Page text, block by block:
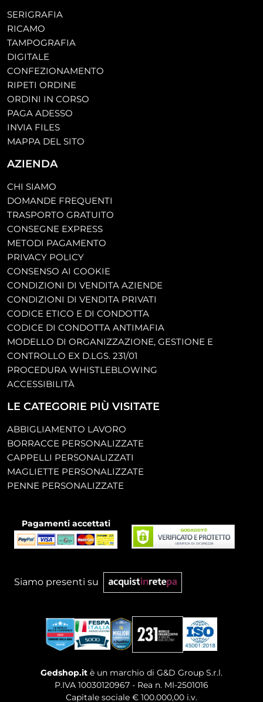
SERIGRAFIA
RICAMO
TAMPOGRAFIA
DIGITALE
CONFEZIONAMENTO
RIPETI ORDINE
ORDINI IN CORSO
PAGA ADESSO
INVIA FILES
MAPPA DEL SITO
AZIENDA
CHI SIAMO
DOMANDE FREQUENTI
TRASPORTO GRATUITO
CONSEGNE EXPRESS
METODI PAGAMENTO
PRIVACY POLICY
CONSENSO AI COOKIE
CONDIZIONI DI VENDITA AZIENDE
CONDIZIONI DI VENDITA PRIVATI
CODICE ETICO E DI CONDOTTA
CODICE DI CONDOTTA ANTIMAFIA
MODELLO DI ORGANIZZAZIONE, GESTIONE E
CONTROLLO EX D.LGS. 231/01
PROCEDURA WHISTLEBLOWING
ACCESSIBILITÀ
LE CATEGORIE PIÙ VISITATE
ABBIGLIAMENTO LAVORO
BORRACCE PERSONALIZZATE
CAPPELLI PERSONALIZZATI
MAGLIETTE PERSONALIZZATE
PENNE PERSONALIZZATE
Pagamenti accettati
Siamo presenti su
Gedshop.it è un marchio di G&D Group S.r.l.
P.IVA 10030120967 - Rea n. MI-2501016
Capitale sociale € 100.000,00 i.v.